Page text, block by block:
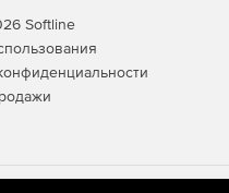
Softline